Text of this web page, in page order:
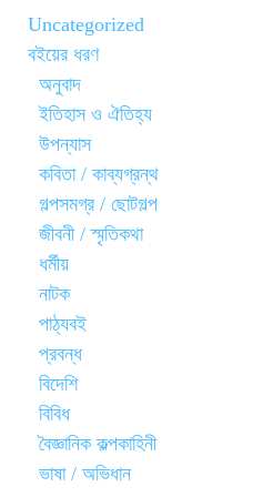
Uncategorized
বইয়ের ধরণ
অনুবাদ
ইতিহাস ও ঐতিহ্য
উপন্যাস
কবিতা / কাব্যগ্রন্থ
গল্পসমগ্র / ছোটগল্প
জীবনী / স্মৃতিকথা
ধর্মীয়
নাটক
পাঠ্যবই
প্রবন্ধ
বিদেশি
বিবিধ
বৈজ্ঞানিক কল্পকাহিনী
ভাষা / অভিধান